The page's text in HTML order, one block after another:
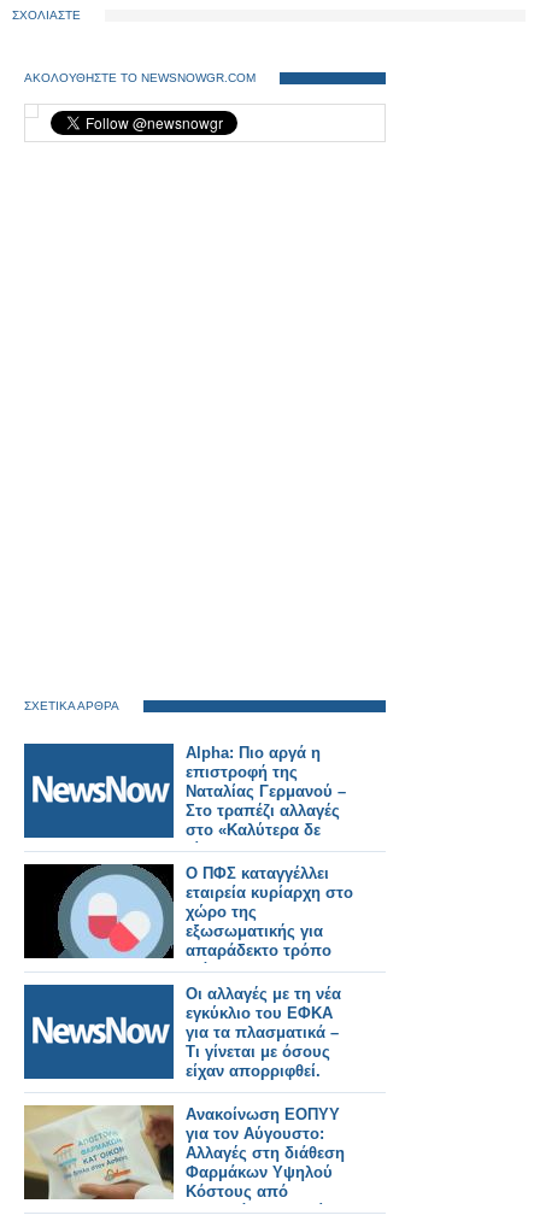
ΣΧΟΛΙΑΣΤΕ
ΑΚΟΛΟΥΘΗΣΤΕ ΤΟ NEWSNOWGR.COM
ΣΧΕΤΙΚΑ ΑΡΘΡΑ
Alpha: Πιο αργά η
επιστροφή της
Ναταλίας Γερμανού –
Στο τραπέζι αλλαγές
στο «Καλύτερα δε
γίνεται»
Ο ΠΦΣ καταγγέλλει
εταιρεία κυρίαρχη στο
χώρο της
εξωσωματικής για
απαράδεκτο τρόπο
διάθεσης
σκευάσματός της
Οι αλλαγές με τη νέα
εγκύκλιο του ΕΦΚΑ
για τα πλασματικά –
Τι γίνεται με όσους
είχαν απορριφθεί.
Ανακοίνωση ΕΟΠΥΥ
για τον Αύγουστο:
Αλλαγές στη διάθεση
Φαρμάκων Υψηλού
Κόστους από
ιδιωτικά φαρμακεία